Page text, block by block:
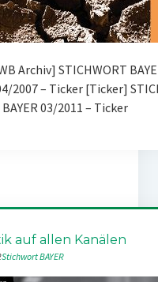
Archiv] STICHWORT
2007 – Ticker [Ticker]
03/2011 – Ticker
auf allen Kanälen
Stichwort BAYER